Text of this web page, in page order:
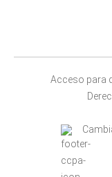
Acceso para